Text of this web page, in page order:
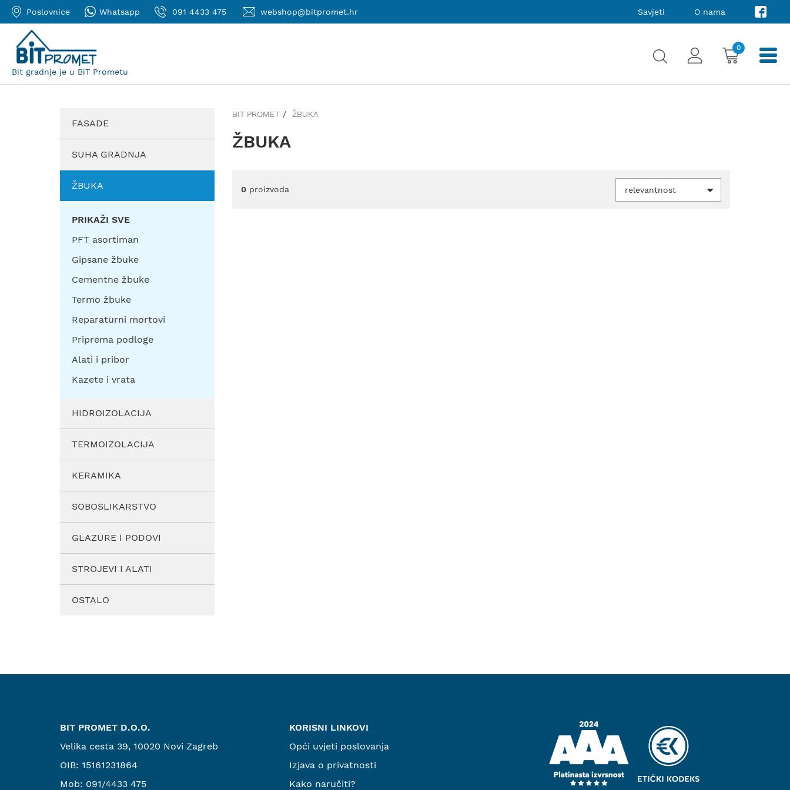
Poslovnice Whatsapp 091 4433 475 webshop@bitpromet.hr Savjeti O nama
Bit gradnje je u BiT Prometu
0
FASADE
SUHA GRADNJA
ŽBUKA
PRIKAŽI SVE
PFT asortiman
Gipsane žbuke
Cementne žbuke
Termo žbuke
Reparaturni mortovi
Priprema podloge
Alati i pribor
Kazete i vrata
HIDROIZOLACIJA
TERMOIZOLACIJA
KERAMIKA
SOBOSLIKARSTVO
GLAZURE I PODOVI
STROJEVI I ALATI
OSTALO
BIT PROMET ŽBUKA
ŽBUKA
0proizvoda relevantnost
BIT PROMET D.O.O.
Velika cesta 39, 10020 Novi Zagreb
OIB: 15161231864
Mob: 091/4433 475
KORISNI LINKOVI
Opći uvjeti poslovanja
Izjava o privatnosti
Kako naručiti?